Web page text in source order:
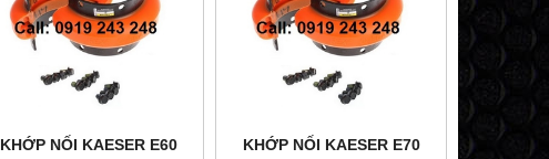
KHỚP NỐI KAESER E60 KHỚP NỐI KAESER E70